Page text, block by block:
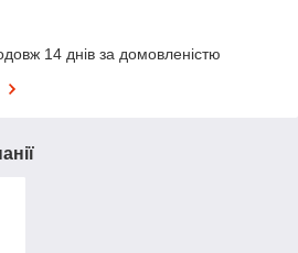
14 днів за домовленістю